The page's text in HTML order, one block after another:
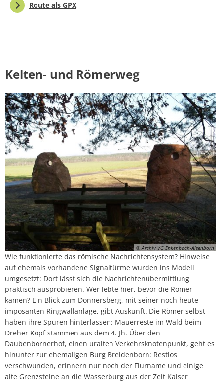
Route als GPX
Kelten- und Römerweg
© Archiv VG Enkenbach-Alsenborn
Wie funktionierte das römische Nachrichtensystem? Hinweise
auf ehemals vorhandene Signaltürme wurden ins Modell
umgesetzt: Dort lässt sich die Nachrichtenübermittlung
praktisch ausprobieren. Wer lebte hier, bevor die Römer
kamen? Ein Blick zum Donnersberg, mit seiner noch heute
imposanten Ringwallanlage, gibt Auskunft. Die Römer selbst
haben ihre Spuren hinterlassen: Mauerreste im Wald beim
Dreher Kopf stammen aus dem 4. Jh. Über den
Daubenbornerhof, einen uralten Verkehrsknotenpunkt, geht es
hinunter zur ehemaligen Burg Breidenborn: Restlos
verschwunden, erinnern nur noch der Flurname und einige
alte Grenzsteine an die Wasserburg aus der Zeit Kaiser